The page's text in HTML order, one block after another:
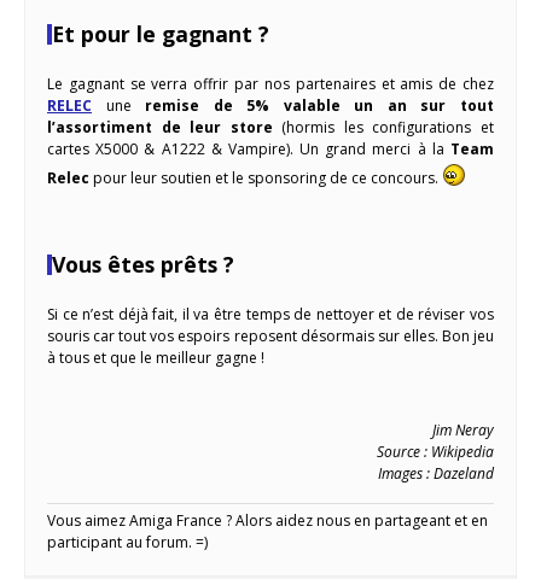
Et pour le gagnant ?
Le gagnant se verra offrir par nos partenaires et amis de chez
RELEC une remise de 5% valable un an sur tout
l’assortiment de leur store (hormis les configurations et
cartes X5000 & A1222 & Vampire). Un grand merci à la Team
Relec pour leur soutien et le sponsoring de ce concours.
Vous êtes prêts ?
Si ce n’est déjà fait, il va être temps de nettoyer et de réviser vos
souris car tout vos espoirs reposent désormais sur elles. Bon jeu
à tous et que le meilleur gagne !
Jim Neray
Source : Wikipedia
Images : Dazeland
Vous aimez Amiga France ? Alors aidez nous en partageant et en
participant au forum. =)